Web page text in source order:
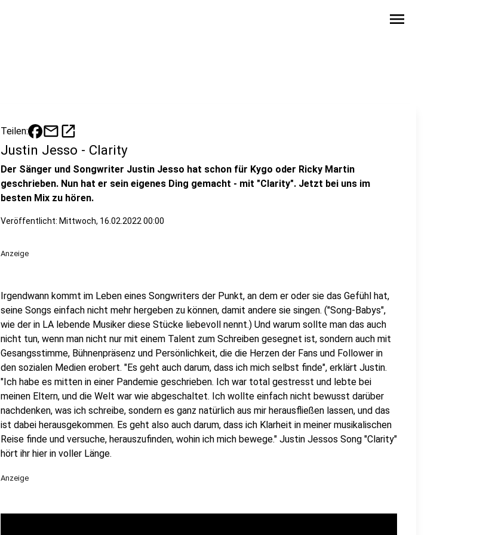
menu
Teilen: mailopen_in_new
Justin Jesso - Clarity
Der Sänger und Songwriter Justin Jesso hat schon für Kygo oder Ricky Martin
geschrieben. Nun hat er sein eigenes Ding gemacht - mit "Clarity". Jetzt bei uns im
besten Mix zu hören.
Veröffentlicht: Mittwoch, 16.02.2022 00:00
Anzeige
Irgendwann kommt im Leben eines Songwriters der Punkt, an dem er oder sie das Gefühl hat,
seine Songs einfach nicht mehr hergeben zu können, damit andere sie singen. ("Song-Babys",
wie der in LA lebende Musiker diese Stücke liebevoll nennt.) Und warum sollte man das auch
nicht tun, wenn man nicht nur mit einem Talent zum Schreiben gesegnet ist, sondern auch mit
Gesangsstimme, Bühnenpräsenz und Persönlichkeit, die die Herzen der Fans und Follower in
den sozialen Medien erobert. "Es geht auch darum, dass ich mich selbst finde", erklärt Justin.
"Ich habe es mitten in einer Pandemie geschrieben. Ich war total gestresst und lebte bei
meinen Eltern, und die Welt war wie abgeschaltet. Ich wollte einfach nicht bewusst darüber
nachdenken, was ich schreibe, sondern es ganz natürlich aus mir herausfließen lassen, und das
ist dabei herausgekommen. Es geht also auch darum, dass ich Klarheit in meiner musikalischen
Reise finde und versuche, herauszufinden, wohin ich mich bewege." Justin Jessos Song "Clarity"
hört ihr hier in voller Länge.
Anzeige